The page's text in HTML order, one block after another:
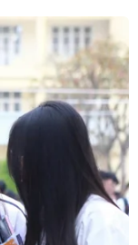
(Nguồn: Bộ
Đô đốc
nước này đã
nhân liên
thêm 2 vụ
tới.
thử nghiệm